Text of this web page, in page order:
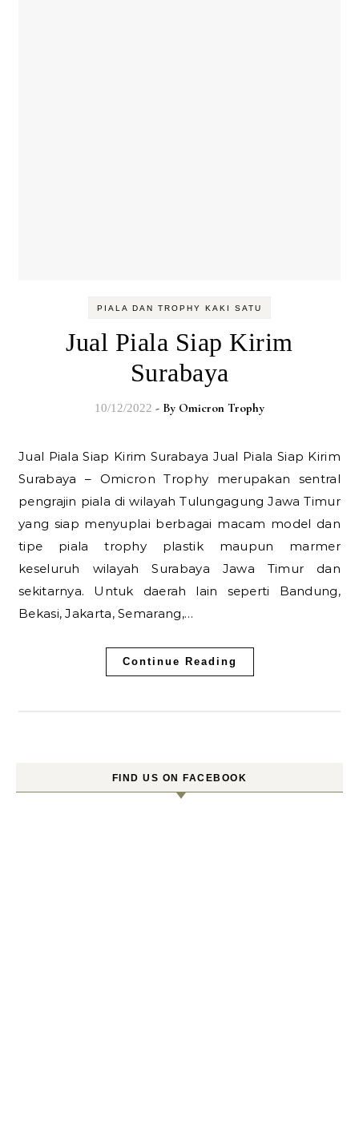
PIALA DAN TROPHY KAKI SATU
Jual Piala Siap Kirim
Surabaya
10/12/2022 - By Omicron Trophy
Jual Piala Siap Kirim Surabaya Jual Piala Siap Kirim
Surabaya – Omicron Trophy merupakan sentral
pengrajin piala di wilayah Tulungagung Jawa Timur
yang siap menyuplai berbagai macam model dan
tipe piala trophy plastik maupun marmer
keseluruh wilayah Surabaya Jawa Timur dan
sekitarnya. Untuk daerah lain seperti Bandung,
Bekasi, Jakarta, Semarang,…
Continue Reading
FIND US ON FACEBOOK